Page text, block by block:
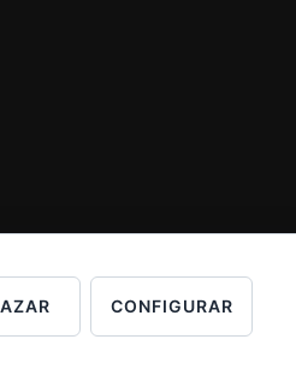
Inspiro Theme
CONFIGURAR